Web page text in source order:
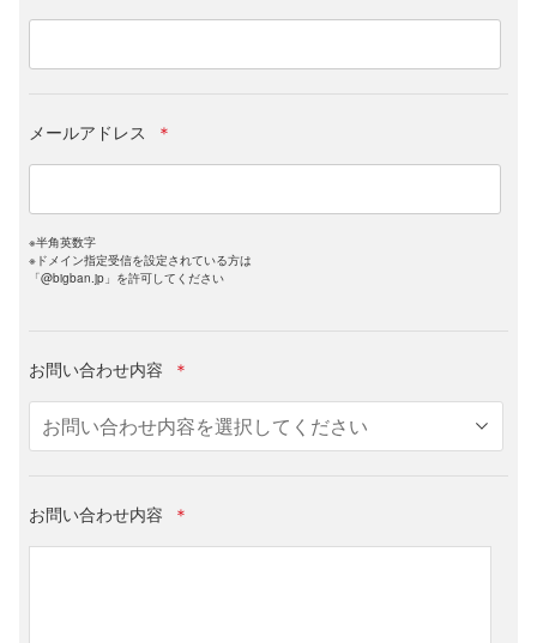
メールアドレス ＊
※半角英数字
※ドメイン指定受信を設定されている方は
「@bigban.jp」を許可してください
お問い合わせ内容 ＊
お問い合わせ内容 ＊